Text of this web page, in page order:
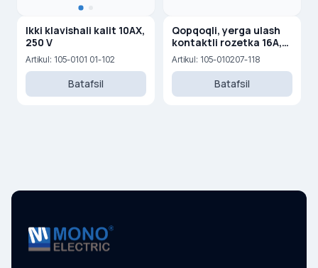
Ikki klavishali kalit 10AX,
250 V
Artikul: 105-0101 01-102
Batafsil
Qopqoqli, yerga ulash
kontaktli rozetka 16A,
250 V
Artikul: 105-010207-118
Batafsil